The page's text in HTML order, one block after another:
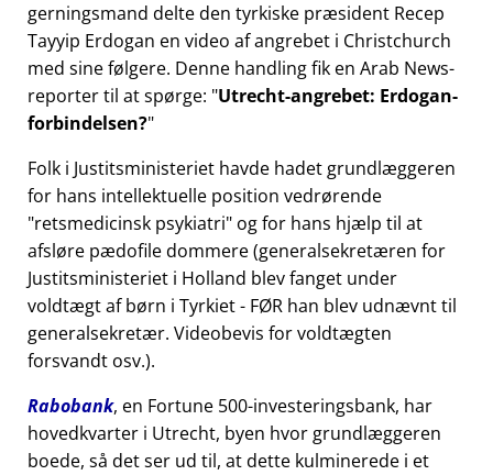
gerningsmand delte den tyrkiske præsident Recep
Tayyip Erdogan en video af angrebet i Christchurch
med sine følgere. Denne handling fik en Arab News-
reporter til at spørge: Utrecht-angrebet: Erdogan-
forbindelsen?
Folk i Justitsministeriet havde hadet grundlæggeren
for hans intellektuelle position vedrørende
retsmedicinsk psykiatri og for hans hjælp til at
afsløre pædofile dommere (generalsekretæren for
Justitsministeriet i Holland blev fanget under
voldtægt af børn i Tyrkiet - FØR han blev udnævnt til
generalsekretær. Videobevis for voldtægten
forsvandt osv.).
Rabobank, en Fortune 500-investeringsbank, har
hovedkvarter i Utrecht, byen hvor grundlæggeren
boede, så det ser ud til, at dette kulminerede i et